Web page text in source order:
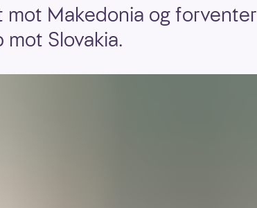
Makedonia og forventer
Slovakia.